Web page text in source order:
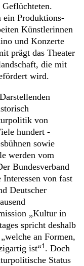
ein Produktions­­
Künstlerinnen
und Konzerte
prägt das Theater
die mit
wird.
von
hundert
sowie
werden vom
Bundesverband
von fast
Deutscher
„Kultur in
spricht deshalb
an Formen,
ist“1. Doch
Status